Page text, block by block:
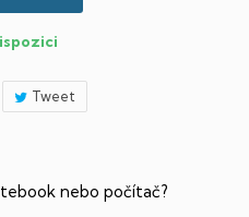
Tweet
nebo počítač?